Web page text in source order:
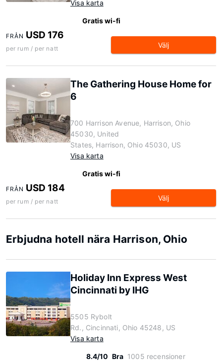
Visa karta
Gratis wi-fi
FRÅN USD 176
per rum / per natt Välj
The Gathering House Home for
6
700 Harrison Avenue, Harrison, Ohio
45030, United
States, Harrison, Ohio 45030, US
Visa karta
Gratis wi-fi
FRÅN USD 184
per rum / per natt Välj
Erbjudna hotell nära Harrison, Ohio
Holiday Inn Express West
Cincinnati by IHG
5505 Rybolt
Rd., Cincinnati, Ohio 45248, US
Visa karta
8.4/10 Bra 1005 recensioner